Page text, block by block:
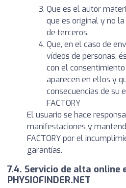
Que es el autor
que es original y no
de terceros.
Que, en el caso de
vídeos de personas,
con el
aparecen en ellos y
consecuencias de su
FACTORY
El usuario se hace
manifestaciones y
FACTORY por el
garantías.
7.4. Servicio de alta online
PHYSIOFINDER.NET